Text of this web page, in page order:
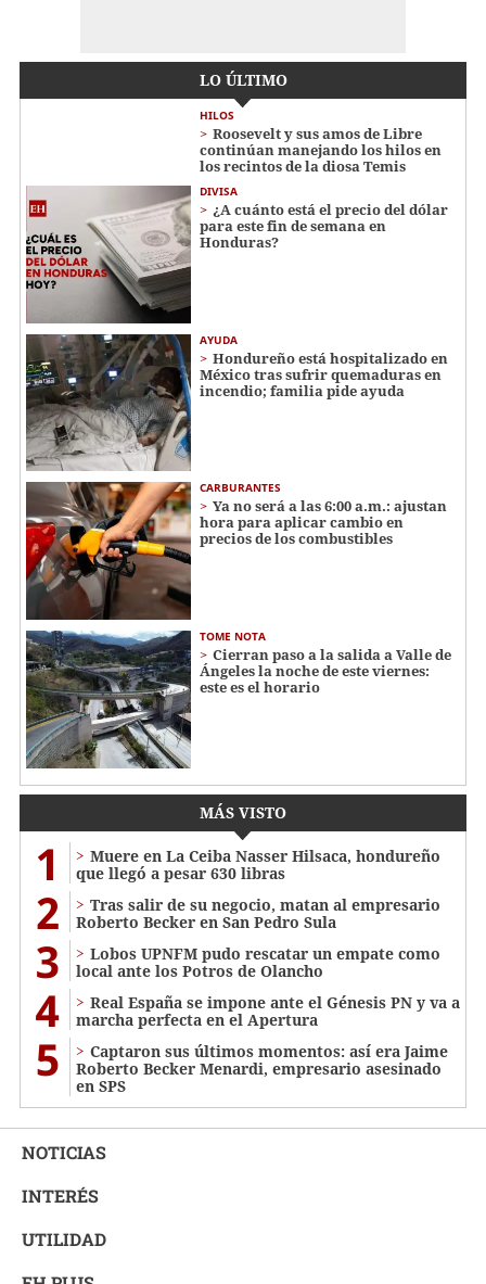
LO ÚLTIMO
HILOS
Roosevelt y sus amos de Libre
continúan manejando los hilos en
los recintos de la diosa Temis
DIVISA
¿A cuánto está el precio del dólar
para este fin de semana en
Honduras?
AYUDA
Hondureño está hospitalizado en
México tras sufrir quemaduras en
incendio; familia pide ayuda
CARBURANTES
Ya no será a las 6:00 a.m.: ajustan
hora para aplicar cambio en
precios de los combustibles
TOME NOTA
Cierran paso a la salida a Valle de
Ángeles la noche de este viernes:
este es el horario
MÁS VISTO
1
Muere en La Ceiba Nasser Hilsaca, hondureño
que llegó a pesar 630 libras
2
Tras salir de su negocio, matan al empresario
Roberto Becker en San Pedro Sula
3
Lobos UPNFM pudo rescatar un empate como
local ante los Potros de Olancho
4
Real España se impone ante el Génesis PN y va a
marcha perfecta en el Apertura
5
Captaron sus últimos momentos: así era Jaime
Roberto Becker Menardi​​​, empresario asesinado
en SPS
NOTICIAS
INTERÉS
UTILIDAD